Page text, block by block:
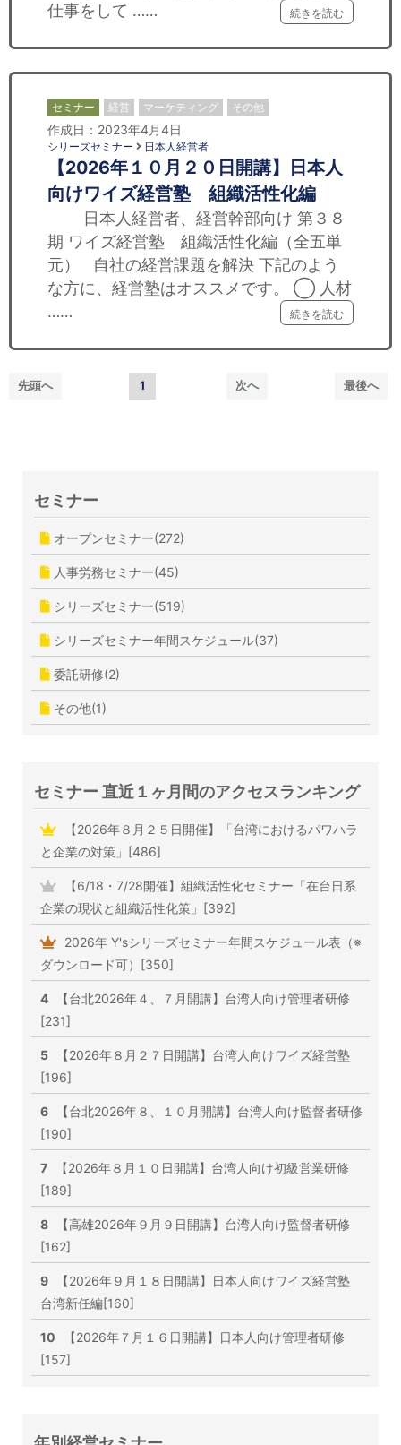
仕事をして ……
続きを読む
セミナー 経営 マーケティング その他
作成日：2023年4月4日
シリーズセミナー 日本人経営者
【2026年１０月２０日開講】日本人
向けワイズ経営塾 組織活性化編
日本人経営者、経営幹部向け 第３８
期 ワイズ経営塾 組織活性化編（全五単
元） 自社の経営課題を解決 下記のよう
な方に、経営塾はオススメです。 ◯ 人材
……
続きを読む
先頭へ 1 次へ 最後へ
セミナー
オープンセミナー(272)
人事労務セミナー(45)
シリーズセミナー(519)
シリーズセミナー年間スケジュール(37)
委託研修(2)
その他(1)
セミナー 直近１ヶ月間のアクセスランキング
【2026年８月２５日開催】「台湾におけるパワハラ
と企業の対策」[486]
【6/18・7/28開催】組織活性化セミナー「在台日系
企業の現状と組織活性化策」[392]
2026年 Y'sシリーズセミナー年間スケジュール表（※
ダウンロード可）[350]
4
【台北2026年４、７月開講】台湾人向け管理者研修
[231]
5
【2026年８月２７日開講】台湾人向けワイズ経営塾
[196]
6
【台北2026年８、１０月開講】台湾人向け監督者研修
[190]
7
【2026年８月１０日開講】台湾人向け初級営業研修
[189]
8
【高雄2026年９月９日開講】台湾人向け監督者研修
[162]
9
【2026年９月１８日開講】日本人向けワイズ経営塾
台湾新任編[160]
10
【2026年７月１６日開講】日本人向け管理者研修
[157]